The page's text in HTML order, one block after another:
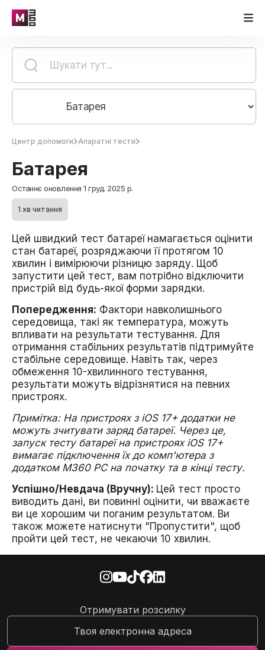
Центр допомоги Апаратні тести
Батарея
Останнє оновлення 1 груд. 2025 р.
1 хв читання
Цей швидкий тест батареї намагається оцінити
стан батареї, розряджаючи її протягом 10
хвилин і вимірюючи різницю заряду. Щоб
запустити цей тест, вам потрібно відключити
пристрій від будь-якої форми зарядки.
Попередження: Фактори навколишнього
середовища, такі як температура, можуть
впливати на результати тестування. Для
отримання стабільних результатів підтримуйте
стабільне середовище. Навіть так, через
обмеження 10-хвилинного тестування,
результати можуть відрізнятися на певних
пристроях.
Примітка: На пристроях з iOS 17+ додатки не
можуть зчитувати заряд батареї. Через це,
запуск тесту батареї на пристроях iOS 17+
вимагає підключення їх до комп'ютера з
додатком M360 PC на початку та в кінці тесту.
Успішно/Невдача (Вручну): Цей тест просто
виводить дані, ви повинні оцінити, чи вважаєте
ви це хорошим чи поганим результатом. Ви
також можете натиснути "Пропустити", щоб
пройти цей тест, не чекаючи 10 хвилин.
Отримувати розсилку